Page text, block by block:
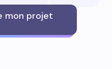
mon projet